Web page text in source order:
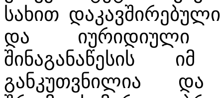
სახით
და იურიდიული
შინაგანაწესის
განკუთვნილია და